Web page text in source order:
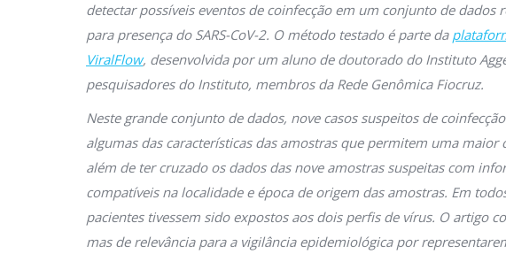
detectar possíveis eventos de coinfecção em um conjunto de dados
para presença do SARS-CoV-2. O método testado é parte da
ViralFlow, desenvolvida por um aluno de doutorado do Instituto
pesquisadores do Instituto, membros da Rede Genômica Fiocruz.
Neste grande conjunto de dados, nove casos suspeitos de
algumas das características das amostras que permitem uma maior
além de ter cruzado os dados das nove amostras suspeitas com
compatíveis na localidade e época de origem das amostras. Em
pacientes tivessem sido expostos aos dois perfis de vírus. O artigo
mas de relevância para a vigilância epidemiológica por